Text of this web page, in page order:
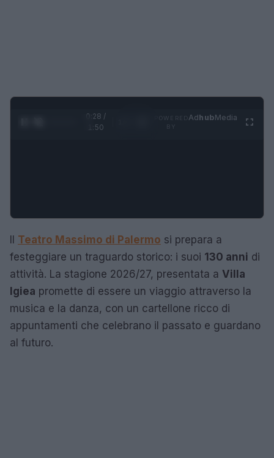
0:28 /
1:50
AdhubMedia
Teatro Massimo di Palermo si prepara a
festeggiare un traguardo storico: i suoi 130 anni di
attività. La stagione 2026/27, presentata a Villa
Igiea promette di essere un viaggio attraverso la
musica e la danza, con un cartellone ricco di
appuntamenti che celebrano il passato e guardano
al futuro.